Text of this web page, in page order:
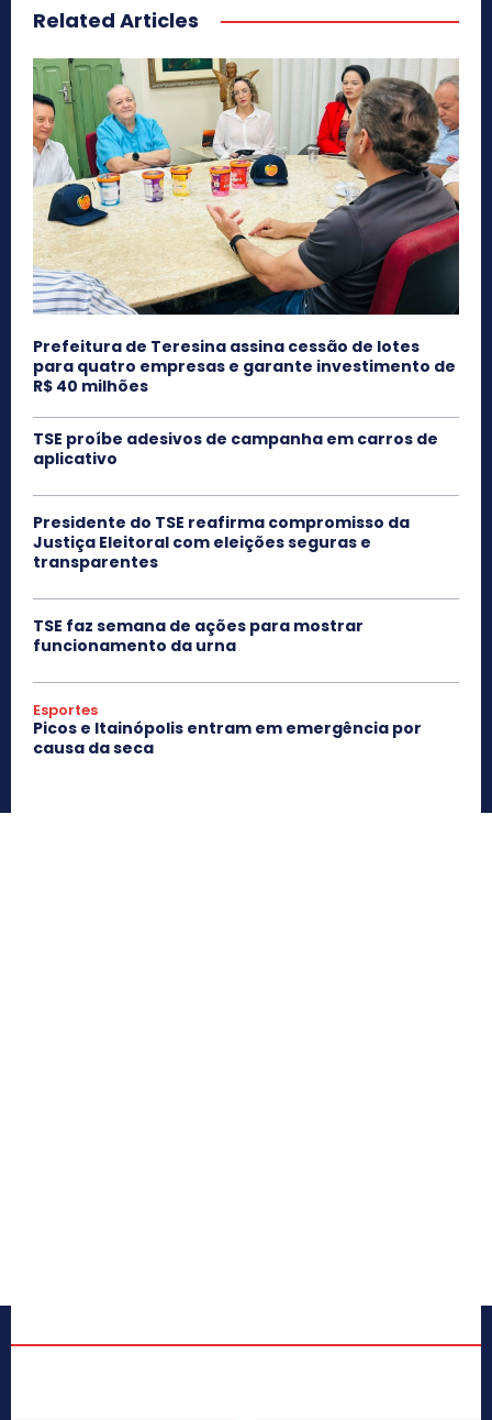
Related Articles
Prefeitura de Teresina assina cessão de lotes
para quatro empresas e garante investimento de
R$ 40 milhões
TSE proíbe adesivos de campanha em carros de
aplicativo
Presidente do TSE reafirma compromisso da
Justiça Eleitoral com eleições seguras e
transparentes
TSE faz semana de ações para mostrar
funcionamento da urna
Esportes
Picos e Itainópolis entram em emergência por
causa da seca